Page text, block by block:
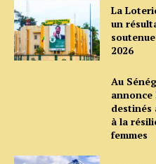
La
un
2026
Au
annonce
destinés
à la
femmes